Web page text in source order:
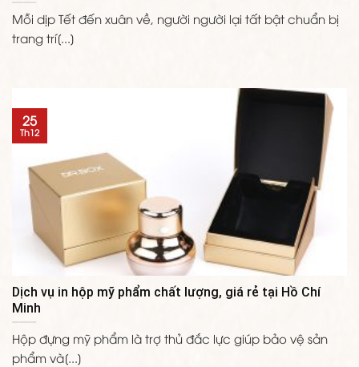
Mỗi dịp Tết đến xuân về, người người lại tất bật chuẩn bị
trang trí[...]
Dịch vụ in hộp mỹ phẩm chất lượng, giá rẻ tại Hồ Chí
Minh
Hộp đựng mỹ phẩm là trợ thủ đắc lực giúp bảo vệ sản
phẩm và[...]
25
Th12